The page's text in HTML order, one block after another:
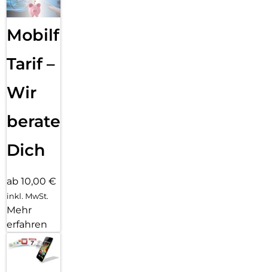
liche Versio­nen um­schreiben, bis der Ton perfekt passt.
einfach das, was dich in deinen Fotos stört. Apple
einem Finger­tipp löschen kannst. Für eine perfekte Auf­
nahme, ohne das eigent­liche Motiv zu ver­än­dern.
Mobilfunk
Tarif –
Wir
beraten
Dich
ab 10,00 €
inkl. MwSt.
Mehr
erfahren